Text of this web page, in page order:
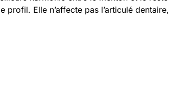
profil. Elle n’affecte pas l’articulé dentaire,